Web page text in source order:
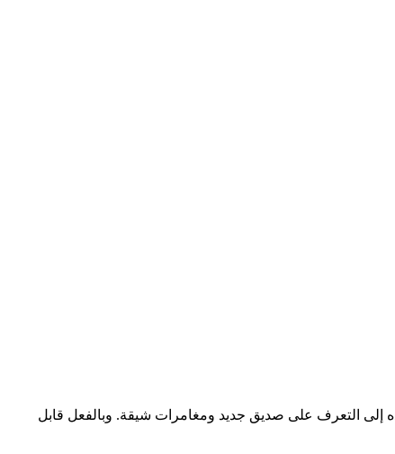
إلى التعرف على صديق جديد ومغامرات شيقة. وبالفعل قابل